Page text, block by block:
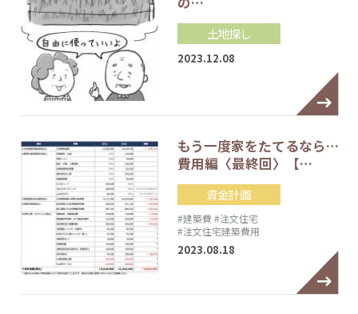
土地探し
2023.12.08
もう一度家をたてるなら…
費用編〈最終回〉【…
資金計画
#建築費 #注文住宅
#注文住宅建築費用
2023.08.18